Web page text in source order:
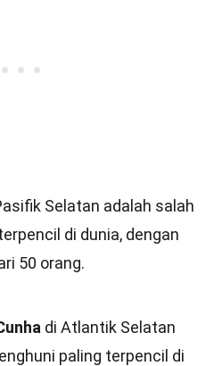
Selatan adalah salah
di dunia, dengan
50 orang.
di Atlantik Selatan
paling terpencil di